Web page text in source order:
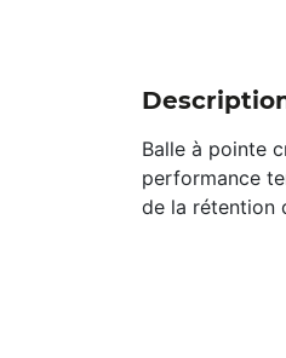
Balle à pointe
performance
de la rétention